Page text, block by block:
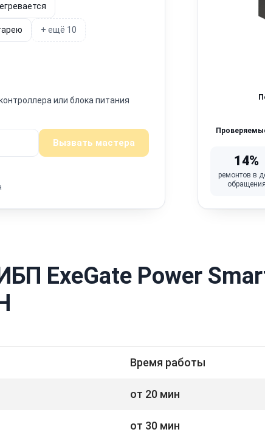
+ ещё 10
или блока питания
Вызвать мастера
14%
ремонтов в
обращения
ExeGate Power
Время работы
от 20 мин
от 30 мин